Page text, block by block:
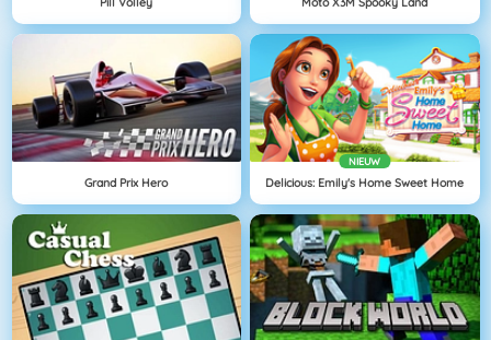
Grand Prix Hero
NIEUW
Delicious: Emily's Home Sweet Home